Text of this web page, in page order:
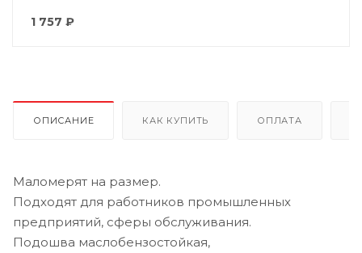
1 757 ₽
ОПИСАНИЕ КАК КУПИТЬ ОПЛАТА
Маломерят на размер.
Подходят для работников промышленных
предприятий, сферы обслуживания.
Подошва маслобензостойкая,